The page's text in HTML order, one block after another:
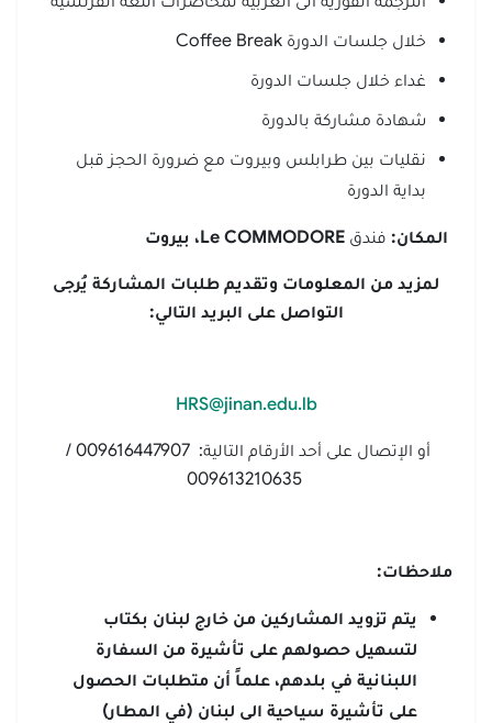
خلال جلسات الدورة Coffee Break
غداء خلال جلسات الدورة
شهادة مشاركة بالدورة
نقليات بين طرابلس وبيروت مع ضرورة الحجز قبل
بداية الدورة
المكان: فندق Le COMMODORE ، بيروت
لمزيد من المعلومات وتقديم طلبات المشاركة يُرجى
التواصل على البريد التالي:
HRS@jinan.edu.lb
أو الإتصال على أحد الأرقام التالية: 009616447907 /
009613210635
ملاحظات:
يتم تزويد المشاركين من خارج لبنان بكتاب
لتسهيل حصولهم على تأشيرة من السفارة
اللبنانية في بلدهم، علماً أن متطلبات الحصول
على تأشيرة سياحية الى لبنان (في المطار)